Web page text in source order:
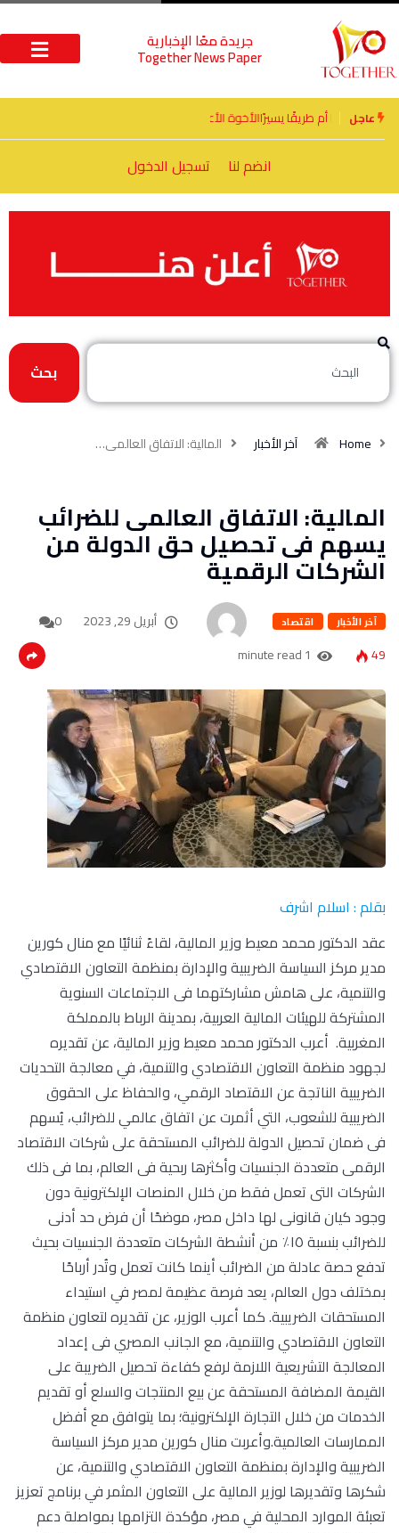
جريدة معًا الإخبارية
Together News Paper
عاجل الأخوة الأعداء وحتمًا لابد من لقاء
انضم لنا تسجيل الدخول
بحث
Home آخر الأخبار المالية: الاتفاق العالمى…
المالية: الاتفاق العالمى للضرائب
يسهم فى تحصيل حق الدولة من
الشركات الرقمية
آخر الأخبار اقتصاد أبريل 29, 2023
0
49
1 minute read
بقلم : اسلام اشرف
عقد الدكتور محمد معيط وزير المالية، لقاءً ثنائيًا مع منال كورين
مدير مركز السياسة الضريبية والإدارة بمنظمة التعاون الاقتصادي
والتنمية، على هامش مشاركتهما فى الاجتماعات السنوية
المشتركة للهيئات المالية العربية، بمدينة الرباط بالمملكة
المغربية. أعرب الدكتور محمد معيط وزير المالية، عن تقديره
لجهود منظمة التعاون الاقتصادي والتنمية، في معالجة التحديات
الضريبية الناتجة عن الاقتصاد الرقمي، والحفاظ على الحقوق
الضريبية للشعوب، التي أثمرت عن اتفاق عالمي للضرائب، يُسهم
فى ضمان تحصيل الدولة للضرائب المستحقة على شركات الاقتصاد
الرقمى متعددة الجنسيات وأكثرها ربحية فى العالم، بما فى ذلك
الشركات التى تعمل فقط من خلال المنصات الإلكترونية دون
وجود كيان قانونى لها داخل مصر، موضحًا أن فرض حد أدنى
للضرائب بنسبة ١٥٪ من أنشطة الشركات متعددة الجنسيات بحيث
تدفع حصة عادلة من الضرائب أينما كانت تعمل وتُدر أرباحًا
بمختلف دول العالم، يعد فرصة عظيمة لمصر في استيداء
المستحقات الضريبية. كما أعرب الوزير، عن تقديره لتعاون منظمة
التعاون الاقتصادي والتنمية، مع الجانب المصري فى إعداد
المعالجة التشريعية اللازمة لرفع كفاءة تحصيل الضريبة على
القيمة المضافة المستحقة عن بيع المنتجات والسلع أو تقديم
الخدمات من خلال التجارة الإلكترونية؛ بما يتوافق مع أفضل
الممارسات العالمية.وأعربت منال كورين مدير مركز السياسة
الضريبية والإدارة بمنظمة التعاون الاقتصادي والتنمية، عن
شكرها وتقديرها لوزير المالية على التعاون المثمر في برنامج تعزيز
تعبئة الموارد المحلية في مصر، مؤكدة التزامها بمواصلة دعم